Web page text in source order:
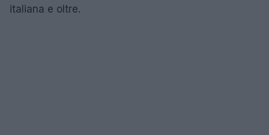
italiana e oltre.